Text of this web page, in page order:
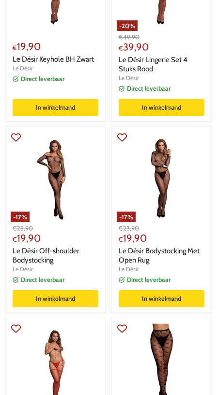
€19,90
Le Désir Keyhole BH Zwart
Le Désir
Direct leverbaar
In winkelmand
-20%
Oorspronkelijke
prijs
€49,90
Huidige
prijs
€39,90
Le Désir Lingerie Set 4
Stuks Rood
Le Désir
Direct leverbaar
In winkelmand
-17%
Oorspronkelijke
prijs
€23,90
Huidige
prijs
€19,90
Le Désir Off-shoulder
Bodystocking
Le Désir
Direct leverbaar
In winkelmand
-17%
Oorspronkelijke
prijs
€23,90
Huidige
prijs
€19,90
Le Désir Bodystocking Met
Open Rug
Le Désir
Direct leverbaar
In winkelmand